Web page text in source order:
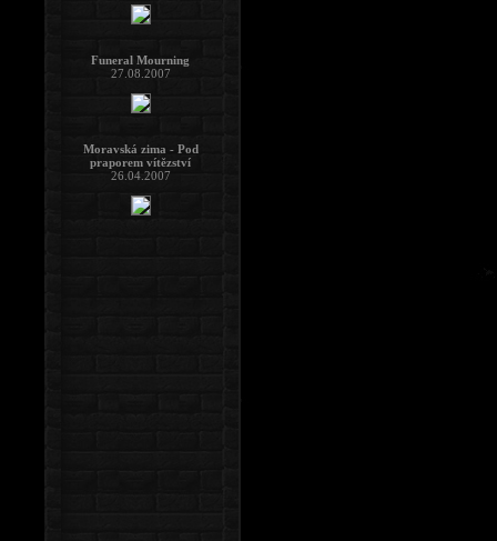
Funeral Mourning
27.08.2007
Moravská zima - Pod
praporem vítězství
26.04.2007